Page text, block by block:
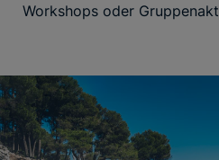
Workshops oder